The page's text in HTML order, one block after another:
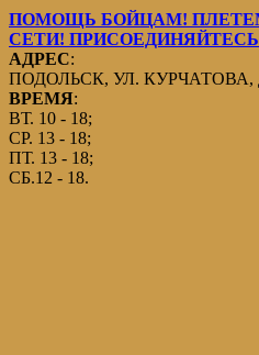
ПОМОЩЬ БОЙЦАМ!
СЕТИ!
АДРЕС:
ПОДОЛЬСК, УЛ. КУРЧАТОВА,
ВРЕМЯ:
ВТ. 10 - 18;
СР. 13 - 18;
ПТ. 13 - 18;
СБ.12 - 18.